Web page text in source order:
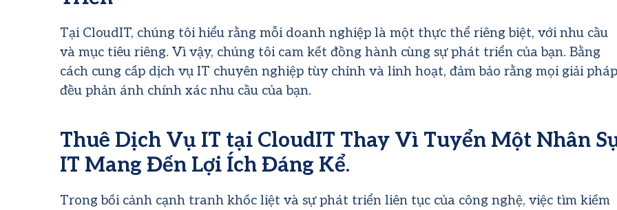
Tại CloudIT, chúng tôi hiểu rằng mỗi doanh nghiệp là một thực thể riêng biệt, với nhu cầu
và mục tiêu riêng. Vì vậy, chúng tôi cam kết đồng hành cùng sự phát triển của bạn. Bằng
cách cung cấp dịch vụ IT chuyên nghiệp tùy chỉnh và linh hoạt, đảm bảo rằng mọi giải pháp
đều phản ánh chính xác nhu cầu của bạn.
Thuê Dịch Vụ IT tại CloudIT Thay Vì Tuyển Một Nhân
IT Mang Đến Lợi Ích Đáng Kể.
Trong bối cảnh cạnh tranh khốc liệt và sự phát triển liên tục của công nghệ, việc tìm kiếm